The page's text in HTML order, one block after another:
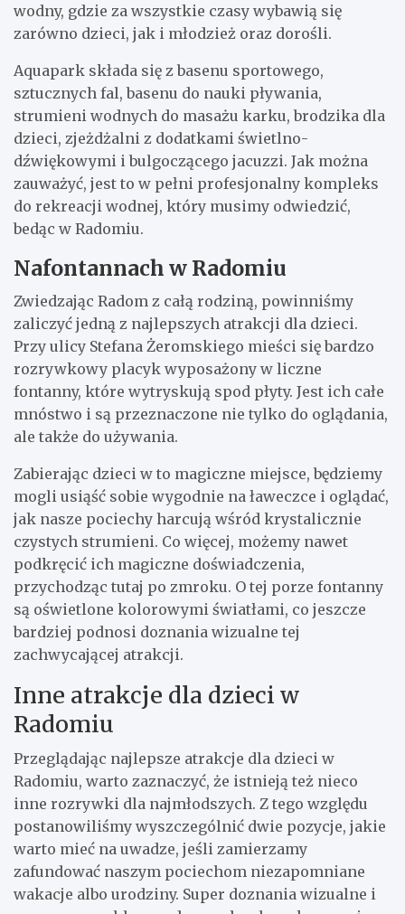
wodny, gdzie za wszystkie czasy wybawią się
zarówno dzieci, jak i młodzież oraz dorośli.
Aquapark składa się z basenu sportowego,
sztucznych fal, basenu do nauki pływania,
strumieni wodnych do masażu karku, brodzika dla
dzieci, zjeżdżalni z dodatkami świetlno-
dźwiękowymi i bulgoczącego jacuzzi. Jak można
zauważyć, jest to w pełni profesjonalny kompleks
do rekreacji wodnej, który musimy odwiedzić,
bedąc w Radomiu.
Nafontannach w Radomiu
Zwiedzając Radom z całą rodziną, powinniśmy
zaliczyć jedną z najlepszych atrakcji dla dzieci.
Przy ulicy Stefana Żeromskiego mieści się bardzo
rozrywkowy placyk wyposażony w liczne
fontanny, które wytryskują spod płyty. Jest ich całe
mnóstwo i są przeznaczone nie tylko do oglądania,
ale także do używania.
Zabierając dzieci w to magiczne miejsce, będziemy
mogli usiąść sobie wygodnie na ławeczce i oglądać,
jak nasze pociechy harcują wśród krystalicznie
czystych strumieni. Co więcej, możemy nawet
podkręcić ich magiczne doświadczenia,
przychodząc tutaj po zmroku. O tej porze fontanny
są oświetlone kolorowymi światłami, co jeszcze
bardziej podnosi doznania wizualne tej
zachwycającej atrakcji.
Inne atrakcje dla dzieci w
Radomiu
Przeglądając najlepsze atrakcje dla dzieci w
Radomiu, warto zaznaczyć, że istnieją też nieco
inne rozrywki dla najmłodszych. Z tego względu
postanowiliśmy wyszczególnić dwie pozycje, jakie
warto mieć na uwadze, jeśli zamierzamy
zafundować naszym pociechom niezapomniane
wakacje albo urodziny. Super doznania wizualne i